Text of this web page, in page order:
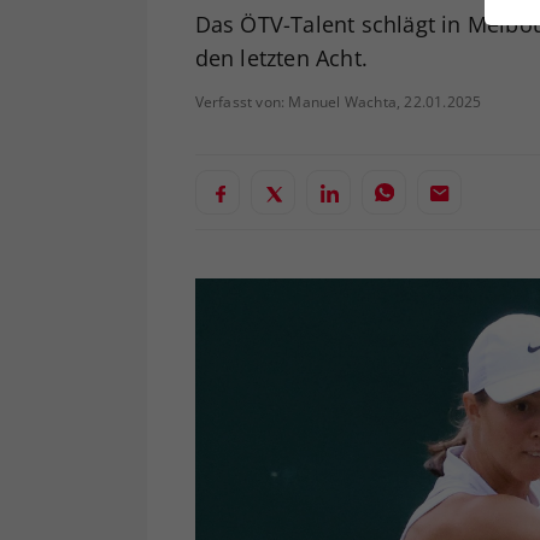
Das ÖTV-Talent schlägt in
den letzten Acht.
Verfasst von: Manuel Wachta, 22.01.2025